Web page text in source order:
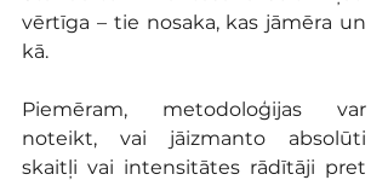
vērtīga – tie nosaka, kas jāmēra un
kā.
Piemēram, metodoloģijas var
noteikt, vai jāizmanto absolūti
skaitļi vai intensitātes rādītāji pret